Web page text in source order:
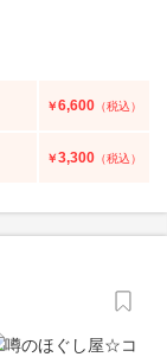
￥6,600 （税込）
￥3,300 （税込）